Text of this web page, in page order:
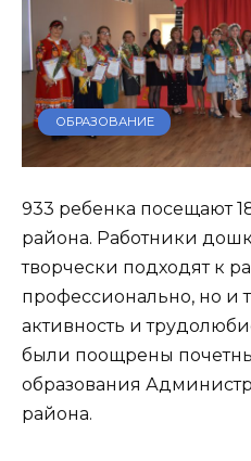
ОБРАЗОВАНИЕ
933 ребенка посещают
района. Работники
творчески подходят к
профессионально, но и
активность и
были поощрены
образования
района.